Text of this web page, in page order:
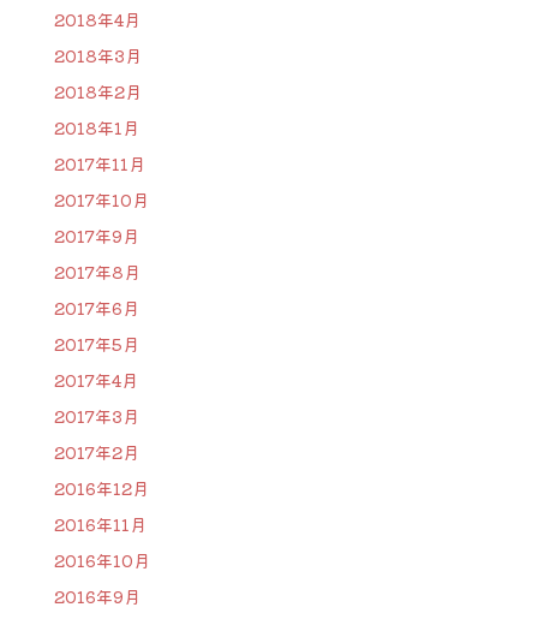
2018年4月
2018年3月
2018年2月
2018年1月
2017年11月
2017年10月
2017年9月
2017年8月
2017年6月
2017年5月
2017年4月
2017年3月
2017年2月
2016年12月
2016年11月
2016年10月
2016年9月